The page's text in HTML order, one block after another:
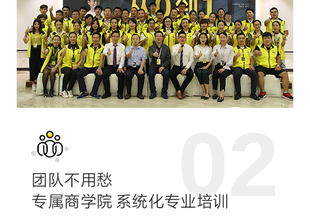
团队不用愁
专属商学院 系统化专业培训
02